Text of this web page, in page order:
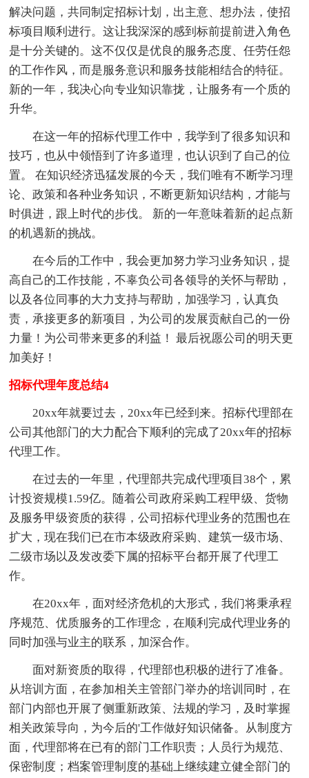
解决问题，共同制定招标计划，出主意、想办法，使招
标项目顺利进行。这让我深深的感到标前提前进入角色
是十分关键的。这不仅仅是优良的服务态度、任劳任怨
的工作作风，而是服务意识和服务技能相结合的特征。
新的一年，我决心向专业知识靠拢，让服务有一个质的
升华。
在这一年的招标代理工作中，我学到了很多知识和
技巧，也从中领悟到了许多道理，也认识到了自己的位
置。 在知识经济迅猛发展的今天，我们唯有不断学习理
论、政策和各种业务知识，不断更新知识结构，才能与
时俱进，跟上时代的步伐。 新的一年意味着新的起点新
的机遇新的挑战。
在今后的工作中，我会更加努力学习业务知识，提
高自己的工作技能，不辜负公司各领导的关怀与帮助，
以及各位同事的大力支持与帮助，加强学习，认真负
责，承接更多的新项目，为公司的发展贡献自己的一份
力量！为公司带来更多的利益！ 最后祝愿公司的明天更
加美好！
招标代理年度总结4
20xx年就要过去，20xx年已经到来。招标代理部在
公司其他部门的大力配合下顺利的完成了20xx年的招标
代理工作。
在过去的一年里，代理部共完成代理项目38个，累
计投资规模1.59亿。随着公司政府采购工程甲级、货物
及服务甲级资质的获得，公司招标代理业务的范围也在
扩大，现在我们已在市本级政府采购、建筑一级市场、
二级市场以及发改委下属的招标平台都开展了代理工
作。
在20xx年，面对经济危机的大形式，我们将秉承程
序规范、优质服务的工作理念，在顺利完成代理业务的
同时加强与业主的联系，加深合作。
面对新资质的取得，代理部也积极的进行了准备。
从培训方面，在参加相关主管部门举办的培训同时，在
部门内部也开展了侧重新政策、法规的学习，及时掌握
相关政策导向，为今后的'工作做好知识储备。从制度方
面，代理部将在已有的部门工作职责；人员行为规范、
保密制度；档案管理制度的基础上继续建立健全部门的